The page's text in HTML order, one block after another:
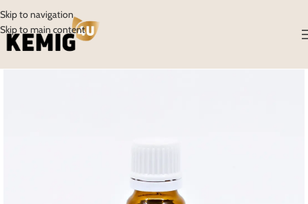
Skip to navigation
Skip to main content